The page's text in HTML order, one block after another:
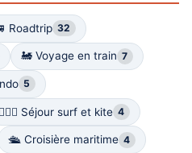
Roadtrip 32
🚂 Voyage en train 7
5
🏄🏻‍♀️ Séjour surf et kite 4
🛳️ Croisière maritime 4